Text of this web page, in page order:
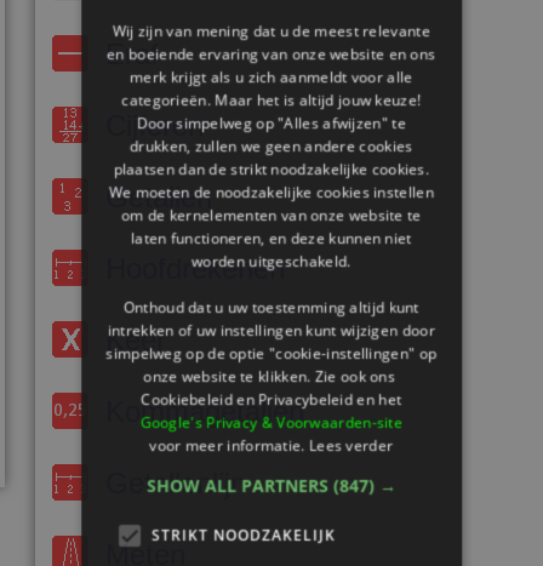
Eraf
Cijferen
Getallen
Hoofdrekenen
Keer
Kommagetallen
Getallenlijn
Meten
Wij zijn van mening dat u de meest relevante
en boeiende ervaring van onze website en ons
merk krijgt als u zich aanmeldt voor alle
categorieën. Maar het is altijd jouw keuze!
Door simpelweg op "Alles afwijzen" te
drukken, zullen we geen andere cookies
plaatsen dan de strikt noodzakelijke cookies.
We moeten de noodzakelijke cookies instellen
om de kernelementen van onze website te
laten functioneren, en deze kunnen niet
worden uitgeschakeld.
Onthoud dat u uw toestemming altijd kunt
intrekken of uw instellingen kunt wijzigen door
simpelweg op de optie "cookie-instellingen" op
onze website te klikken. Zie ook ons ​​
Cookiebeleid en Privacybeleid en het
Google's Privacy & Voorwaarden-site
voor meer informatie.Lees verder
SHOW ALL PARTNERS (847) →
STRIKT NOODZAKELIJK